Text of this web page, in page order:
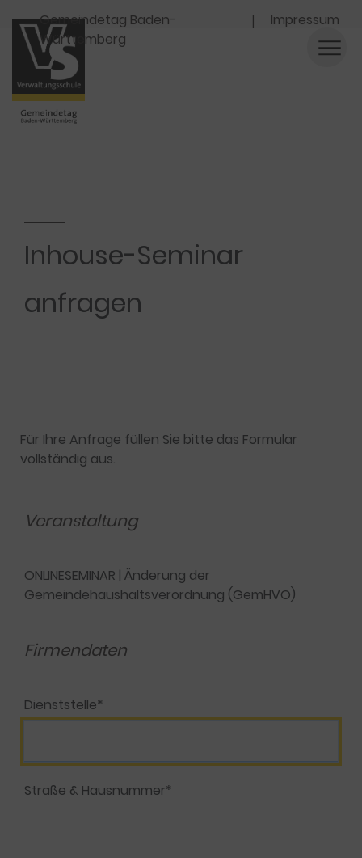
Navigation
Gemeindetag Baden-
Württemberg
Impressum
Inhouse-Seminar
anfragen
Für Ihre Anfrage füllen Sie bitte das Formular
vollständig aus.
Veranstaltung
ONLINESEMINAR | Änderung der
Gemeindehaushaltsverordnung (GemHVO)
Firmendaten
Dienststelle*
Straße & Hausnummer*